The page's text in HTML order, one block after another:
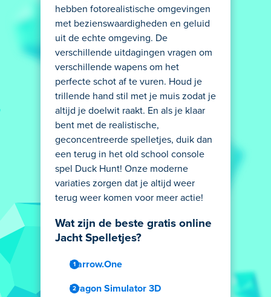
hebben fotorealistische omgevingen
met bezienswaardigheden en geluid
uit de echte omgeving. De
verschillende uitdagingen vragen om
verschillende wapens om het
perfecte schot af te vuren. Houd je
trillende hand stil met je muis zodat je
altijd je doelwit raakt. En als je klaar
bent met de realistische,
geconcentreerde spelletjes, duik dan
een terug in het old school console
spel Duck Hunt! Onze moderne
variaties zorgen dat je altijd weer
terug weer komen voor meer actie!
Wat zijn de beste gratis online
Jacht Spelletjes?
Narrow.One
Dragon Simulator 3D